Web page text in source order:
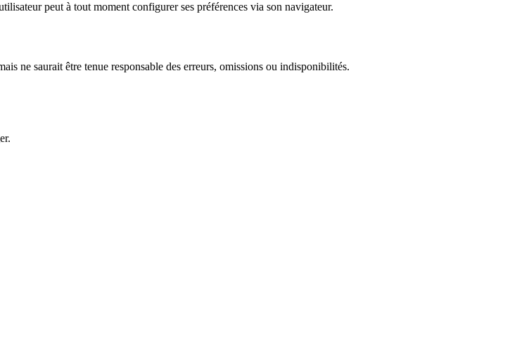
peut à tout moment configurer ses préférences via son navigateur.
ne saurait être tenue responsable des erreurs, omissions ou indisponibilités.